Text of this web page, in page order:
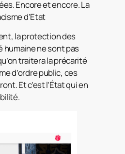
Encore et encore. La
d’Etat
la protection des
humaine ne sont pas
traitera la précarité
d’ordre public, ces
Et c’est l’État qui en